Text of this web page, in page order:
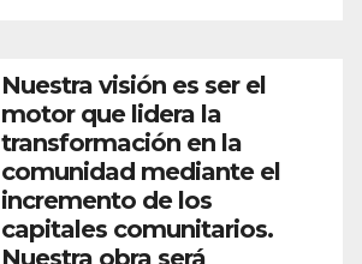
Nuestra visión es ser el
motor que lidera la
transformación en la
comunidad mediante el
incremento de los
capitales comunitarios.
Nuestra obra será